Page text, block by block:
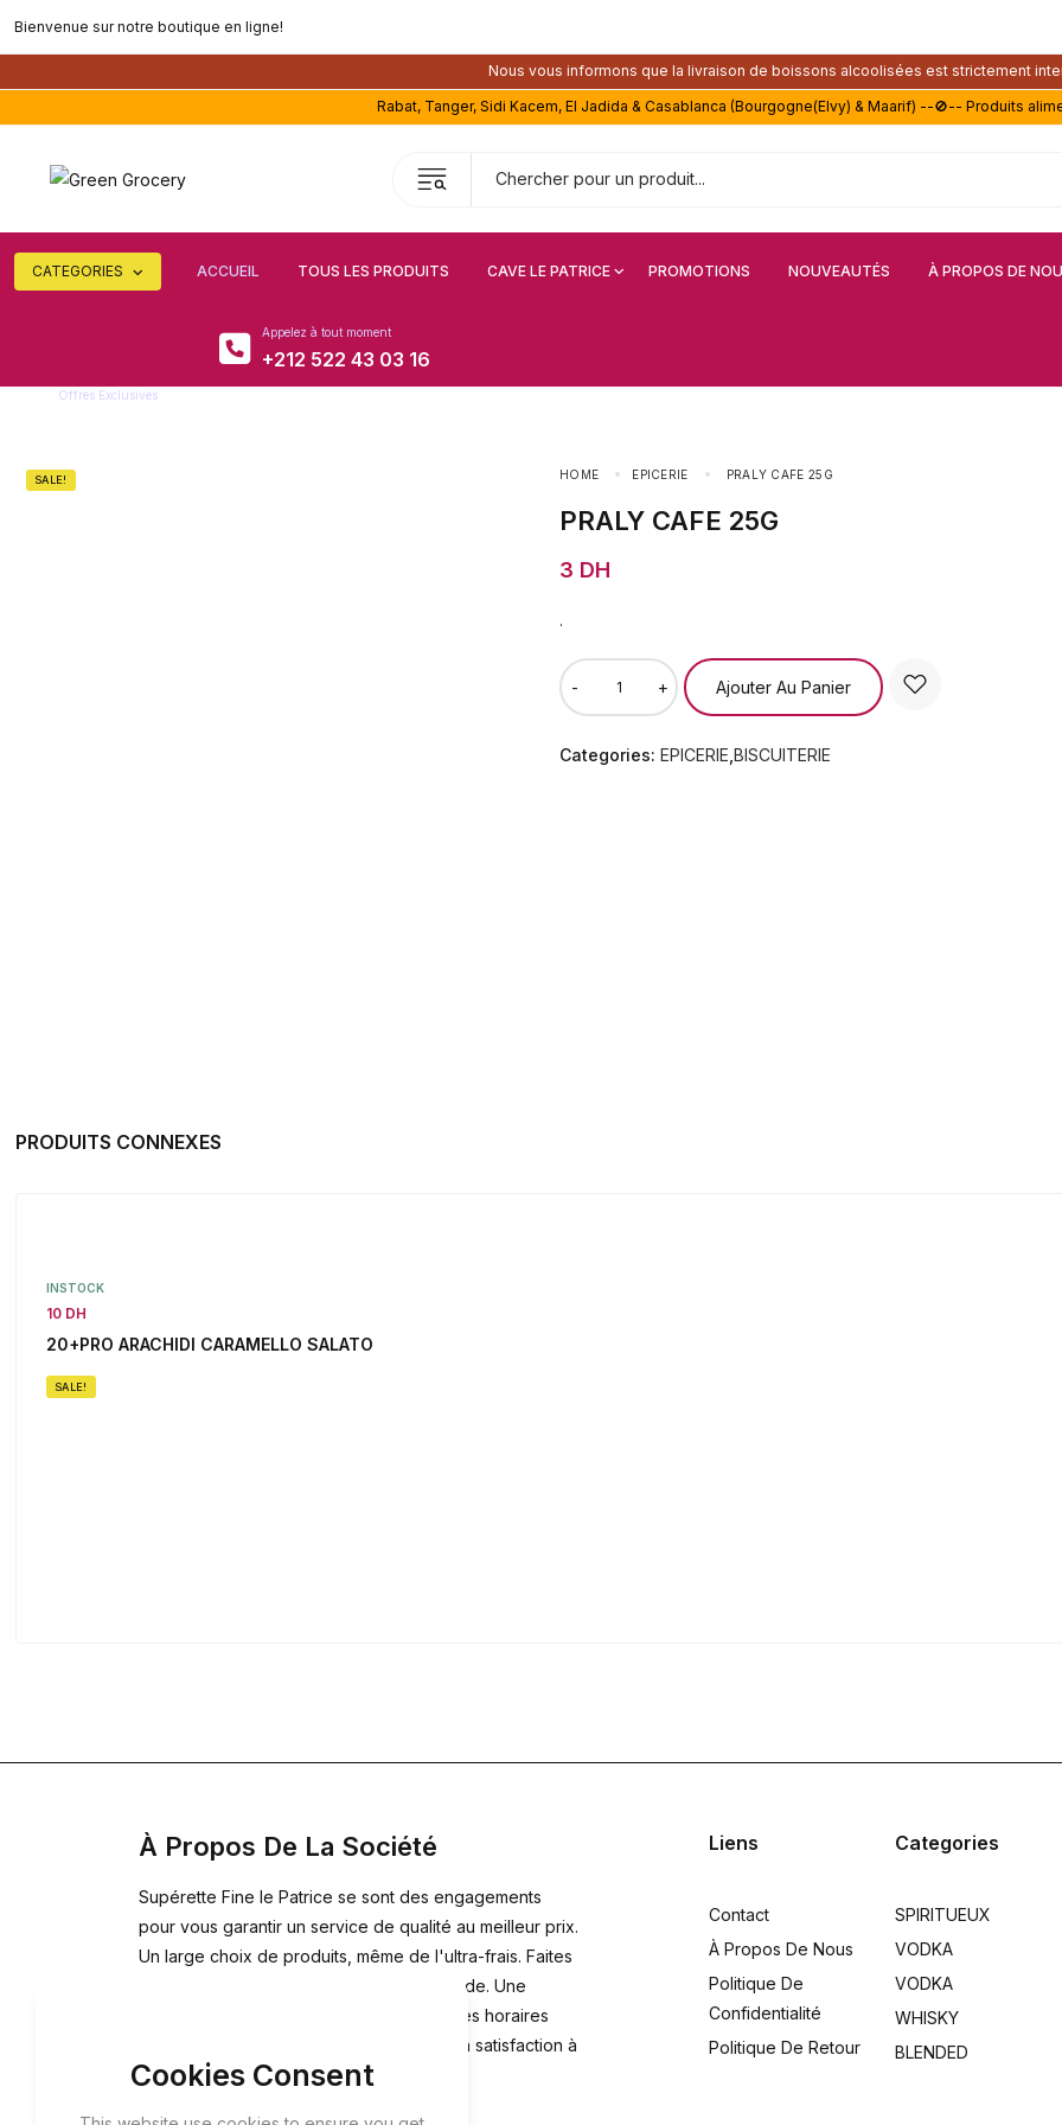
Bienvenue sur notre boutique en ligne!
Nous vous informons que la livraison de boissons alcoolisées est strictement
Rabat, Tanger, Sidi Kacem, El Jadida & Casablanca (Bourgogne(Elvy) & Maarif) --🚫-- Produits
CATEGORIES ACCUEIL TOUS LES PRODUITS CAVE LE PATRICE PROMOTIONS NOUVEAUTÉS À PROPOS DE
Offres Exclusives
Appelez à tout moment
+212 522 43 03 16
Cookies Consent
SALE! HOME EPICERIE PRALY CAFE 25G
PRALY CAFE 25G
3 DH
.
- + Ajouter Au Panier
Categories: EPICERIE BISCUITERIE
PRODUITS CONNEXES
INSTOCK
10 DH
20+PRO ARACHIDI CARAMELLO SALATO
SALE!
À Propos De La Société
Supérette Fine le Patrice se sont des engagements
pour vous garantir un service de qualité au meilleur prix.
Un large choix de produits, même de l'ultra-frais. Faites
toutes vos courses en une seule commande. Une
sécurité alimentaire exemplaire. Des plages horaires
flexibles et une large zone de livraison. La satisfaction à
100%. Le choix du mode de paiement.
Liens
Contact
À Propos De Nous
Politique De
Confidentialité
Politique De Retour
Categories
SPIRITUEUX
VODKA
VODKA
WHISKY
BLENDED